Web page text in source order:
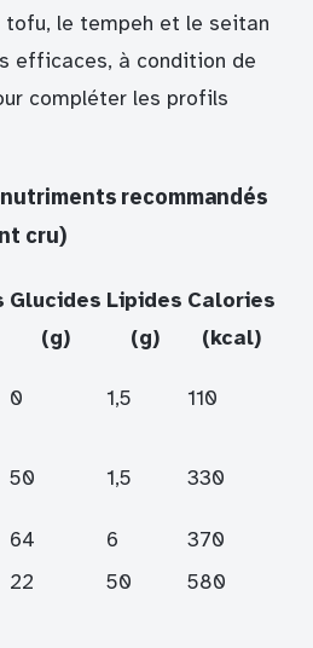
le tempeh et le seitan
efficaces, à condition de
compléter les profils
recommandés
cru)
Glucides
(g)
Lipides
(g)
Calories
(kcal)
0 1,5 110
50 1,5 330
64 6
370
22 50
580